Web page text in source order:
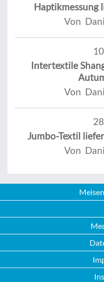
Haptikmessung
Von
Intertextile
Von
Jumbo-Textil
Von